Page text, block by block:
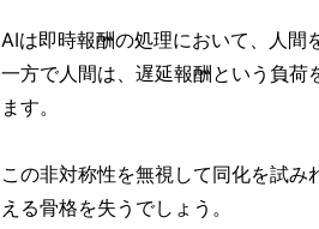
AIは即時報酬の処理において、人間
一方で人間は、遅延報酬という負荷
ます。
この非対称性を無視して同化を試
える骨格を失うでしょう。